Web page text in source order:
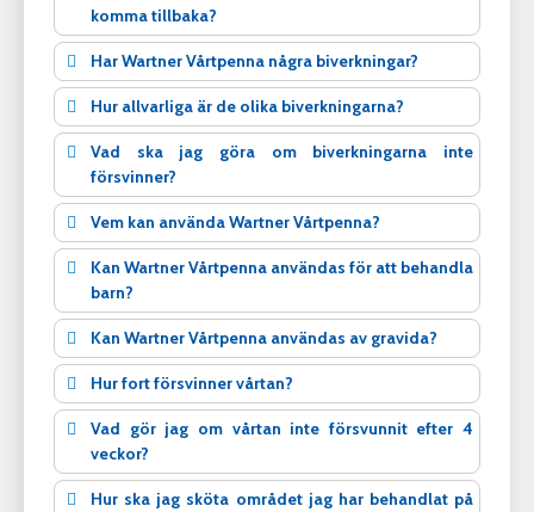
komma tillbaka?
Har Wartner Vårtpenna några biverkningar?
Hur allvarliga är de olika biverkningarna?
Vad ska jag göra om biverkningarna inte
försvinner?
Vem kan använda Wartner Vårtpenna?
Kan Wartner Vårtpenna användas för att behandla
barn?
Kan Wartner Vårtpenna användas av gravida?
Hur fort försvinner vårtan?
Vad gör jag om vårtan inte försvunnit efter 4
veckor?
Hur ska jag sköta området jag har behandlat på